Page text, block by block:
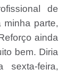
de
minha parte,
ainda
bem. Diria
feira,